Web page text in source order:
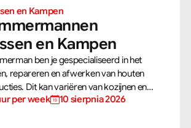
en Kampen
en Kampen
ben je gespecialiseerd in het
repareren en afwerken van houten
Dit kan variëren van kozijnen en
tot complete dakconstructies en
per week 10 sierpnia 2026